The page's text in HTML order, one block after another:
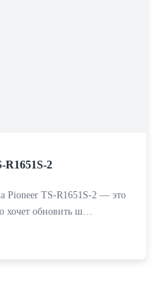
R1651S-2
Pioneer TS-R1651S-2 — это
хочет обновить ш…